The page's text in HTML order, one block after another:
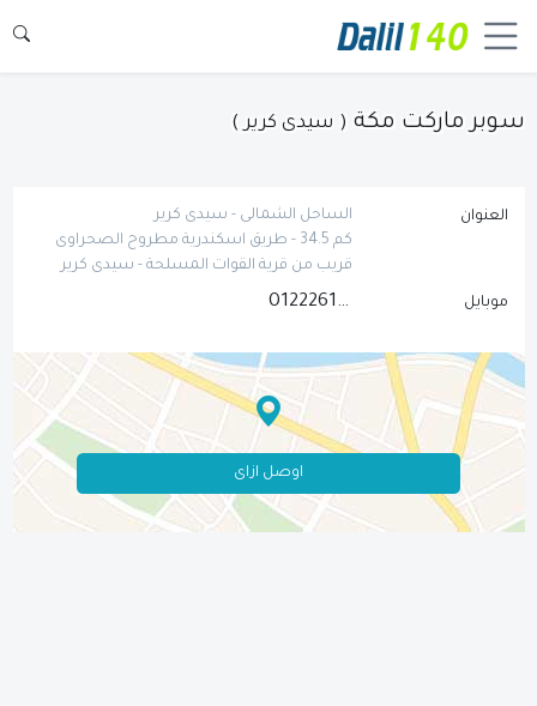
سوبر ماركت مكة ( سيدى كرير )
العنوان
الساحل الشمالى - سيدى كرير
كم 34.5 - طريق اسكندرية مطروح الصحراوى
قريب من قرية القوات المسلحة - سيدى كرير
موبايل 01222616515
اوصل ازاى